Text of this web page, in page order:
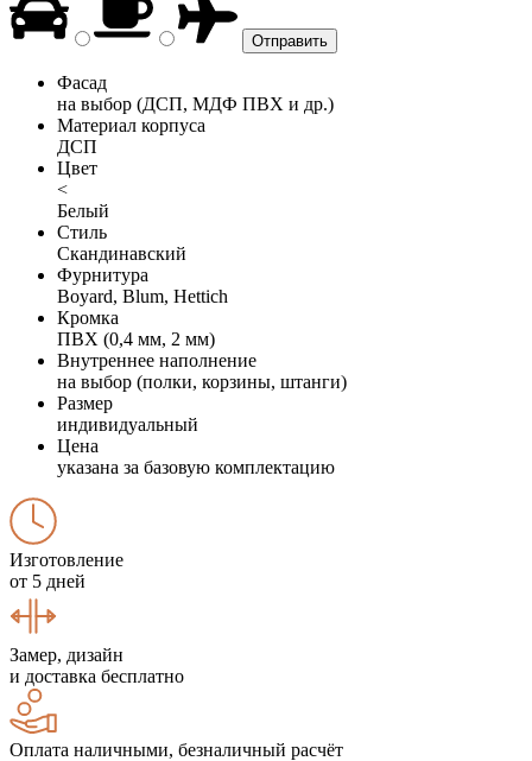
Фасад
на выбор (ДСП, МДФ ПВХ и др.)
Материал корпуса
ДСП
Цвет
<
Белый
Стиль
Скандинавский
Фурнитура
Boyard, Blum, Hettich
Кромка
ПВХ (0,4 мм, 2 мм)
Внутреннее наполнение
на выбор (полки, корзины, штанги)
Размер
индивидуальный
Цена
указана за базовую комплектацию
Изготовление
от 5 дней
Замер, дизайн
и доставка бесплатно
Оплата наличными, безналичный расчёт